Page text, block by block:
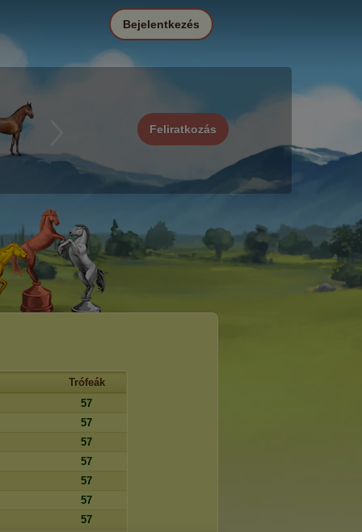
Feliratkozás
Bejelentkezés
Trófeák
57
57
57
57
57
57
57